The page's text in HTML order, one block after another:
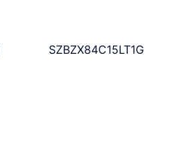
SZBZX84C15LT1G